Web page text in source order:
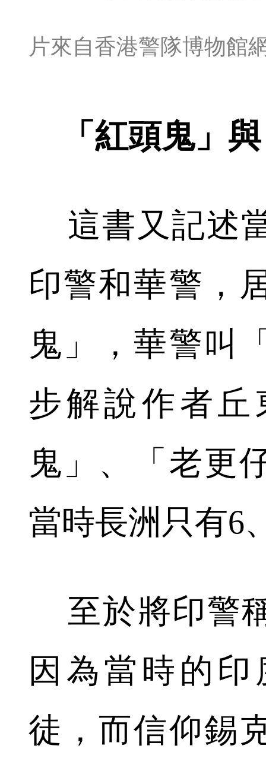
片來自香港警隊博物館
「紅頭鬼」
這書又記述
印警和華警，
鬼」，華警叫
步解說作者
鬼」、「老更
當時長洲只有6
至於將印警
因為當時的
徒，而信仰錫